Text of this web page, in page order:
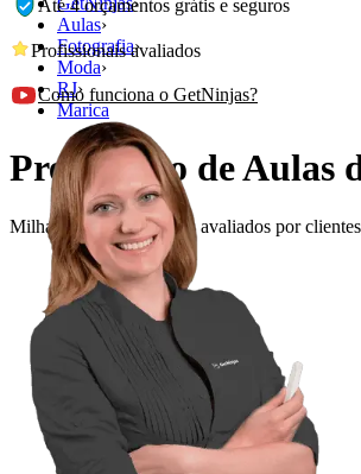
Aulas›
Fotografia›
Moda›
RJ›
Marica
Precisando de Aulas
Milhares de profissionais avaliados por
Até 4 orçamentos grátis e seguros
Profissionais avaliados
Como funciona o GetNinjas?